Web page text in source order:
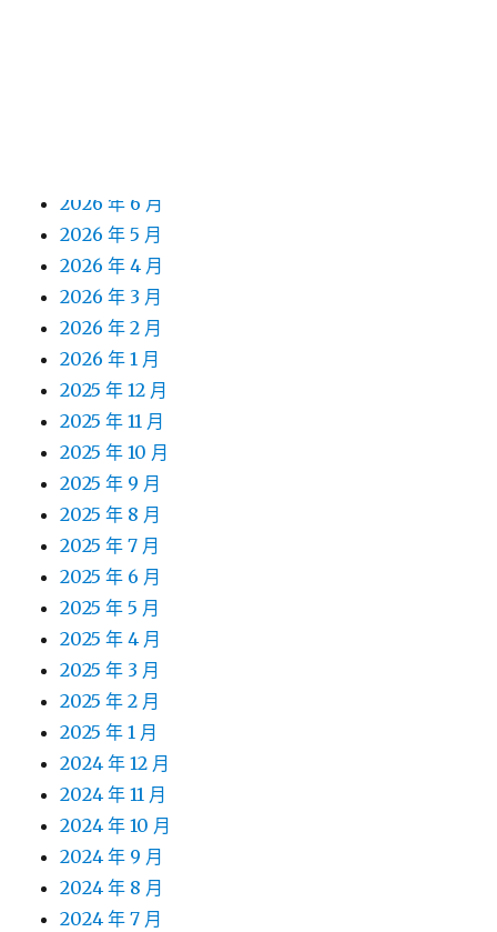
2026 年 6 月
2026 年 5 月
2026 年 4 月
2026 年 3 月
2026 年 2 月
2026 年 1 月
2025 年 12 月
2025 年 11 月
2025 年 10 月
2025 年 9 月
2025 年 8 月
2025 年 7 月
2025 年 6 月
2025 年 5 月
2025 年 4 月
2025 年 3 月
2025 年 2 月
2025 年 1 月
2024 年 12 月
2024 年 11 月
2024 年 10 月
2024 年 9 月
2024 年 8 月
2024 年 7 月